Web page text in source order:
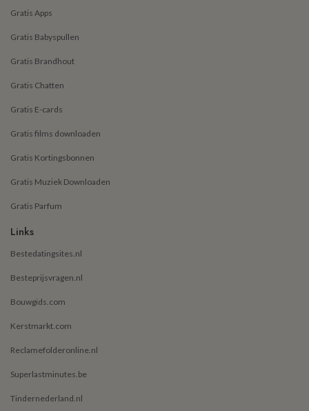
Gratis Apps
Gratis Babyspullen
Gratis Brandhout
Gratis Chatten
Gratis E-cards
Gratis films downloaden
Gratis Kortingsbonnen
Gratis Muziek Downloaden
Gratis Parfum
Links
Bestedatingsites.nl
Besteprijsvragen.nl
Bouwgids.com
Kerstmarkt.com
Reclamefolderonline.nl
Superlastminutes.be
Tindernederland.nl